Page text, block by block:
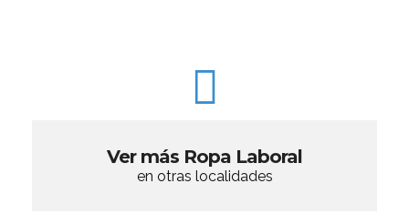
Ver más Ropa Laboral
en otras localidades